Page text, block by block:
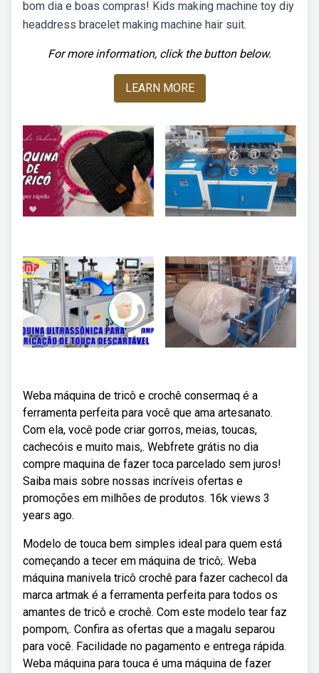
bom dia e boas compras! Kids making machine toy diy
headdress bracelet making machine hair suit.
For more information, click the button below.
LEARN MORE
Weba máquina de tricô e crochê consermaq é a
ferramenta perfeita para você que ama artesanato.
Com ela, você pode criar gorros, meias, toucas,
cachecóis e muito mais,. Webfrete grátis no dia
compre maquina de fazer toca parcelado sem juros!
Saiba mais sobre nossas incríveis ofertas e
promoções em milhões de produtos. 16k views 3
years ago.
Modelo de touca bem simples ideal para quem está
começando a tecer em máquina de tricô;. Weba
máquina manivela tricô crochê para fazer cachecol da
marca artmak é a ferramenta perfeita para todos os
amantes de tricô e crochê. Com este modelo tear faz
pompom,. Confira as ofertas que a magalu separou
para você. Facilidade no pagamento e entrega rápida.
Weba máquina para touca é uma máquina de fazer